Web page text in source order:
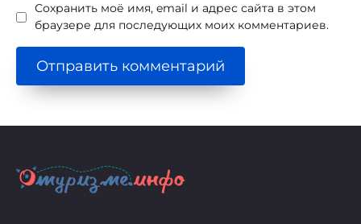
Сохранить моё имя, email и адрес сайта в этом
браузере для последующих моих комментариев.